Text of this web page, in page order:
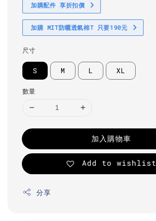
加購配件 享折扣價
加購 MIT防曬透氣棉T 只要190元
尺寸
S M L XL
數量
加入購物車
Add to wishlist
分享